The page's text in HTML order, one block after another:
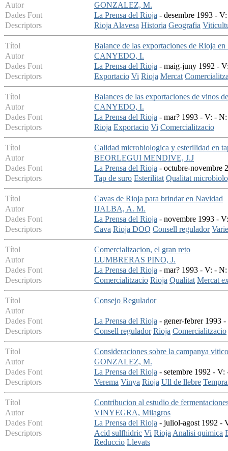
Autor
GONZALEZ, M.
Dades Font
La Prensa del Rioja - desembre 1993 -
Descriptors
Rioja Alavesa Historia Geografia
Títol
Balance de las exportaciones de Rioja en
Autor
CANYEDO, I.
Dades Font
La Prensa del Rioja - maig-juny 1992 -
Descriptors
Exportacio Vi Rioja Mercat
Títol
Balances de las exportaciones de vinos
Autor
CANYEDO, I.
Dades Font
La Prensa del Rioja - mar? 1993 - V: -
Descriptors
Rioja Exportacio Vi Comercialitzacio
Títol
Calidad microbiologica y esterilidad en
Autor
BEORLEGUI MENDIVE, J.J
Dades Font
La Prensa del Rioja - octubre-novembre
Descriptors
Tap de suro Esterilitat Qualitat
Títol
Cavas de Rioja para brindar en Navidad
Autor
IJALBA, A. M.
Dades Font
La Prensa del Rioja - novembre 1993 -
Descriptors
Cava Rioja DOQ Consell regulador
Títol
Comercializacion, el gran reto
Autor
LUMBRERAS PINO, J.
Dades Font
La Prensa del Rioja - mar? 1993 - V: -
Descriptors
Comercialitzacio Rioja Qualitat Mercat
Títol
Consejo Regulador
Autor
Dades Font
La Prensa del Rioja - gener-febrer 1993
Descriptors
Consell regulador Rioja Comercialitzacio
Títol
Consideraciones sobre la campanya
Autor
GONZALEZ, M.
Dades Font
La Prensa del Rioja - setembre 1992 -
Descriptors
Verema Vinya Rioja Ull de llebre
Títol
Contribucion al estudio de
Autor
VINYEGRA, Milagros
Dades Font
La Prensa del Rioja - juliol-agost 1992 -
Descriptors
Acid sulfhidric Vi RiojaAnalisi quimica
Reduccio Llevats